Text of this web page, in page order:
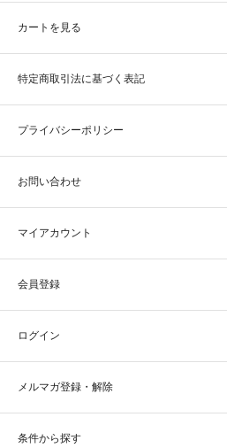
カートを見る
特定商取引法に基づく表記
プライバシーポリシー
お問い合わせ
マイアカウント
会員登録
ログイン
メルマガ登録・解除
条件から探す